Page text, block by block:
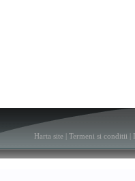
Harta site Termeni si conditii